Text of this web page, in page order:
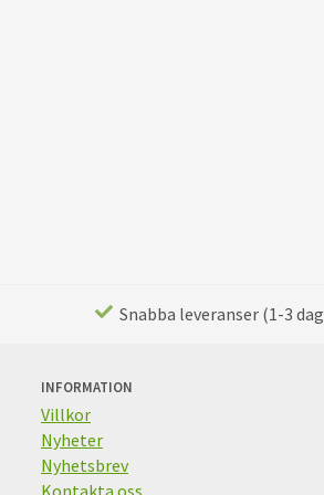
Snabba leveranser (1-3
INFORMATION
Villkor
Nyheter
Nyhetsbrev
Kontakta oss